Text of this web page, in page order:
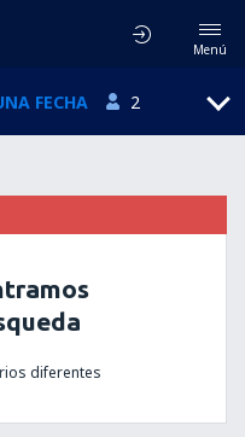
Menú
FECHA 2
diferentes